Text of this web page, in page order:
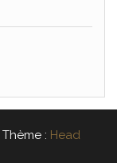
Thème : Head